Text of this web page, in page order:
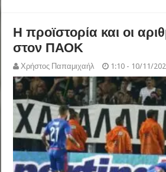
Η προϊστορία και οι
στον ΠΑΟΚ
Χρήστος Παπαμιχαήλ 1:10 - 10/11/